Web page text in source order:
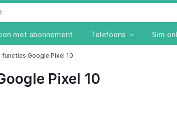
met abonnement Telefoons Sim
Google Pixel 10
Pixel 10